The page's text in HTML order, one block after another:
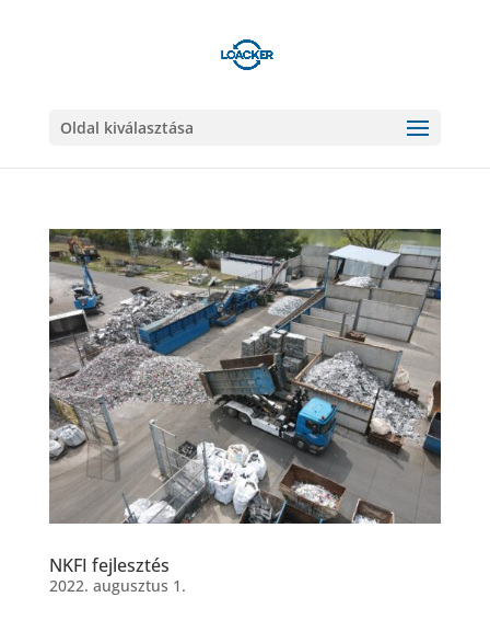
Oldal kiválasztása
NKFI fejlesztés
2022. augusztus 1.